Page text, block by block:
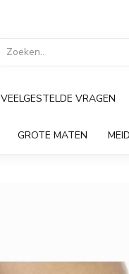
VEELGESTELDE VRAGEN
GROTE MATEN